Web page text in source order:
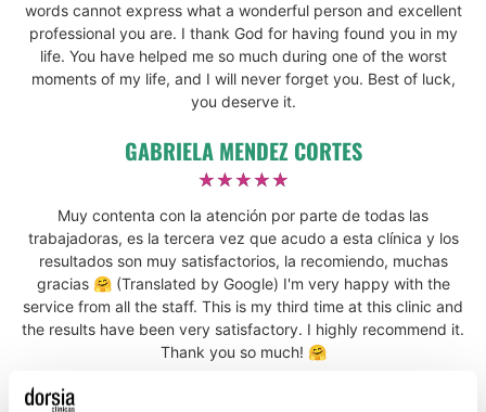
words cannot express what a wonderful person and excellent
professional you are. I thank God for having found you in my
life. You have helped me so much during one of the worst
moments of my life, and I will never forget you. Best of luck,
you deserve it.
GABRIELA MENDEZ CORTES
☆☆☆☆☆
Muy contenta con la atención por parte de todas las
trabajadoras, es la tercera vez que acudo a esta clínica y los
resultados son muy satisfactorios, la recomiendo, muchas
gracias 🤗 (Translated by Google) I'm very happy with the
service from all the staff. This is my third time at this clinic and
the results have been very satisfactory. I highly recommend it.
Thank you so much! 🤗